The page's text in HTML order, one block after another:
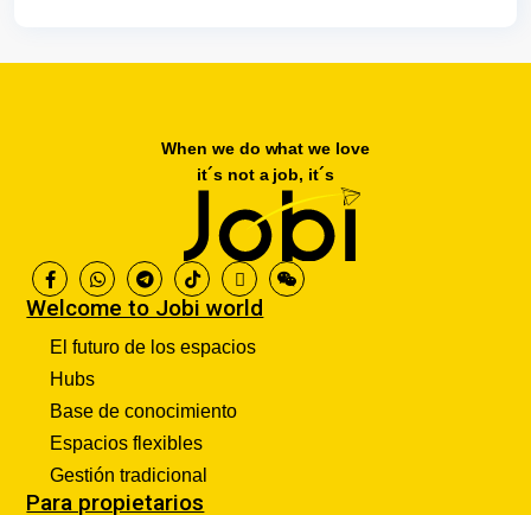
When we do what we love
it´s not a job, it´s
Welcome to Jobi world
El futuro de los espacios
Hubs
Base de conocimiento
Espacios flexibles
Gestión tradicional
Para propietarios